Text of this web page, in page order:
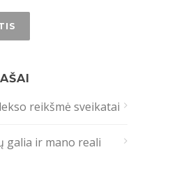
reikšmė sveikatai
galia ir mano reali